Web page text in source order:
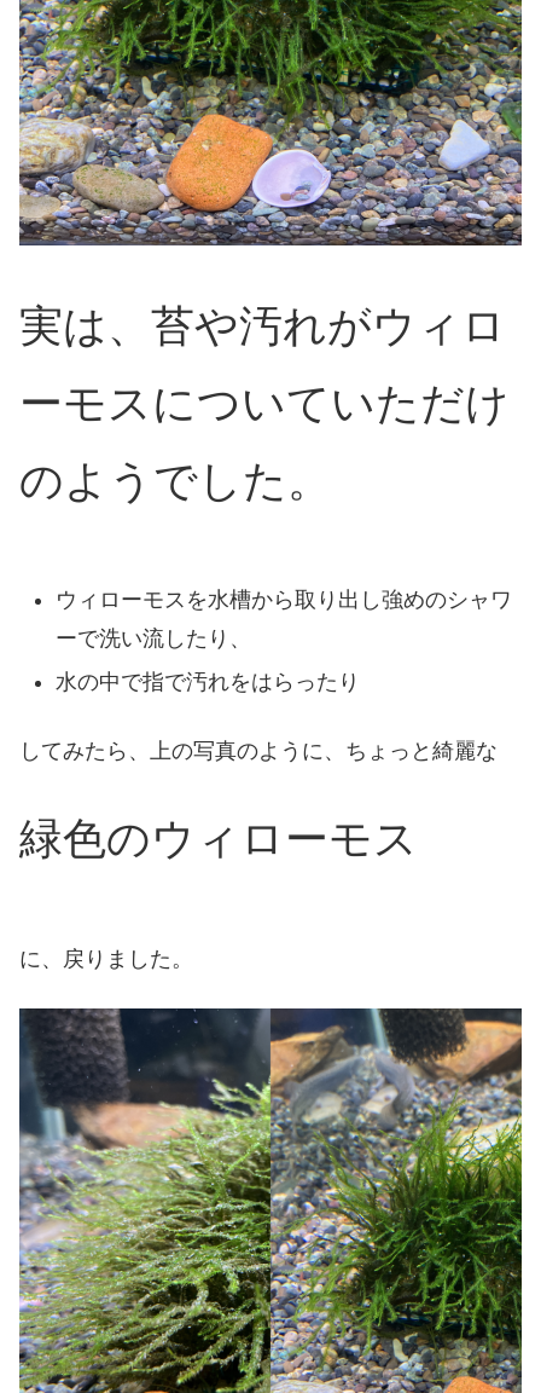
実は、苔や汚れがウィロ
ーモスについていただけ
のようでした。
ウィローモスを水槽から取り出し強めのシャワ
ーで洗い流したり、
水の中で指で汚れをはらったり
してみたら、上の写真のように、ちょっと綺麗な
緑色のウィローモス
に、戻りました。